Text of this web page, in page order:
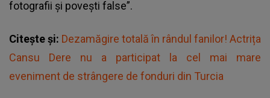
fotografii și povești false”.
Citește și: Dezamăgire totală în rândul fanilor! Actrița
Cansu Dere nu a participat la cel mai mare
eveniment de strângere de fonduri din Turcia